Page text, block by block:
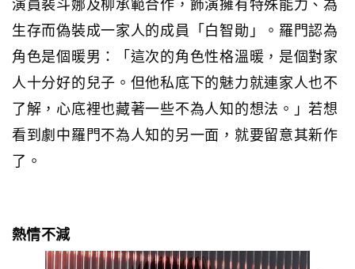
生存而偽裝成一家人的成員「白智勛」。羅門認為
角色是個暖男：「這次的角色性格溫暖，是個對家
人十分好的兒子。但他私底下的魅力就連家人也不
了解，心底裡也藏著一些不為人知的想法。」若想
看到劇中羅門不為人知的另一面，就要留意其新作
了。
熱情不減